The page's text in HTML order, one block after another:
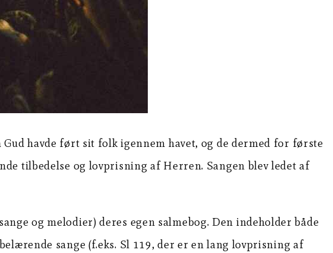
havde ført sit folk igennem havet, og de dermed for første
tilbedelse og lovprisning af Herren. Sangen blev ledet af
og melodier) deres egen salmebog. Den indeholder både
sange (f.eks. Sl 119, der er en lang lovprisning af